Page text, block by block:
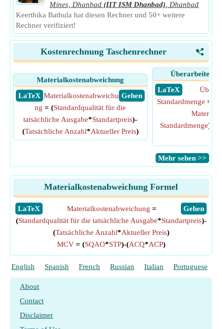
Mines, Dhanbad (IIT ISM Dhanbad)
Dhanbad
Keerthika Bathula hat diesen Rechner und 50+ weitere
Rechner verifiziert!
<
Kostenrechnung Taschenrechner
Materialkostenabweichung
​ LaTeX
​ Gehen
Materialkostenabweichu
ng = (Standardqualität für die
tatsächliche Ausgabe*Standartpreis)-
(Tatsächliche Anzahl*Aktueller Preis)
Überarbeitete
​ LaTeX
Standardmenge = (
Materials
Standardmenge)*
​Mehr sehen >>
Materialkostenabweichung Formel
​LaTeX ​Gehen
Materialkostenabweichung =
(Standardqualität für die tatsächliche Ausgabe*Standartpreis)-
(Tatsächliche Anzahl*Aktueller Preis)
MCV= (SQAO*STP)-(ACQ*ACP)
English Spanish French Russian Italian Portuguese
About
Contact
Disclaimer